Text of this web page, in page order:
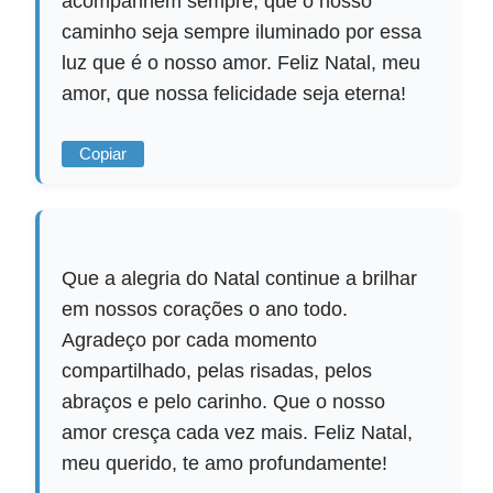
caminho seja sempre iluminado por essa
luz que é o nosso amor. Feliz Natal, meu
amor, que nossa felicidade seja eterna!
Copiar
Que a alegria do Natal continue a brilhar
em nossos corações o ano todo.
Agradeço por cada momento
compartilhado, pelas risadas, pelos
abraços e pelo carinho. Que o nosso
amor cresça cada vez mais. Feliz Natal,
meu querido, te amo profundamente!